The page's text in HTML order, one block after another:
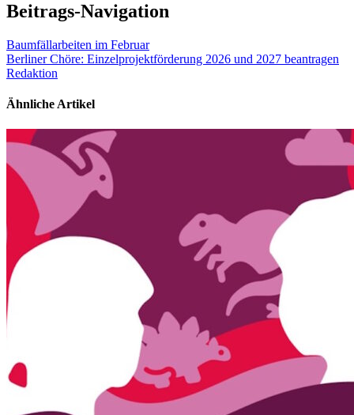
Beitrags-Navigation
Baumfällarbeiten im Februar
Berliner Chöre: Einzelprojektförderung 2026 und 2027 beantragen
Redaktion
Ähnliche Artikel